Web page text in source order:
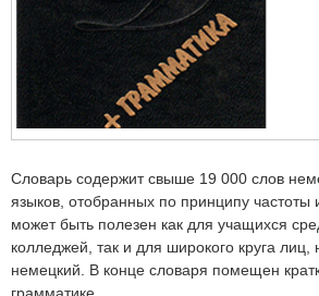
Словарь содержит свыше 19 000 слов
языков, отобранных по принципу частоты
может быть полезен как для учащихся
колледжей, так и для широкого круга
немецкий. В конце словаря помещен